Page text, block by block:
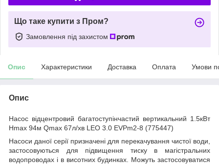
Що таке купити з Пром?
Замовлення під захистом
Опис Характеристики Доставка Оплата Умови
Опис
Насос відцентровий багатоступінчастий вертикальний 1.5кВт
Hmax 94м Qmax 67л/хв LEO 3.0 EVPm2-8 (775447)
Насоси даної серії призначені для перекачування чистої води,
застосовуються для підвищення тиску в магістральних
водопроводах і в висотних будинках. Можуть застосовуватися